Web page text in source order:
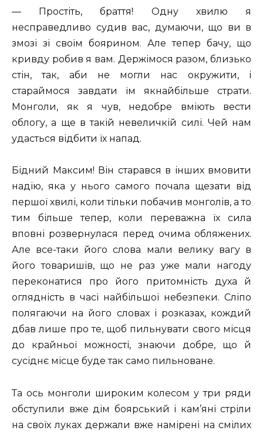
— Простіть, браття! Одну хвилю я
несправедливо судив вас, думаючи, що ви в
змозі зі своїм боярином. Але тепер бачу, що
кривду робив я вам. Держімося разом, близько
стін, так, аби не могли нас окружити, і
стараймося завдати їм якнайбільше страти.
Монголи, як я чув, недобре вміють вести
облогу, а ще в такій невеличкій силі. Чей нам
удасться відбити їх напад.
Бідний Максим! Він старався в інших вмовити
надію, яка у нього самого почала щезати від
першої хвилі, коли тільки побачив монголів, а то
тим більше тепер, коли переважна їх сила
вповні розвернулася перед очима обляжених.
Але все-таки його слова мали велику вагу в
його товаришів, що не раз уже мали нагоду
переконатися про його притомність духа й
оглядність в часі найбільшої небезпеки. Сліпо
полягаючи на його словах і розказах, кождий
дбав лише про те, щоб пильнувати свого місця
до крайньої можності, знаючи добре, що й
сусіднє місце буде так само пильноване.
Та ось монголи широким колесом у три ряди
обступили вже дім боярський і кам’яні стріли
на своїх луках держали вже намірені на смілих